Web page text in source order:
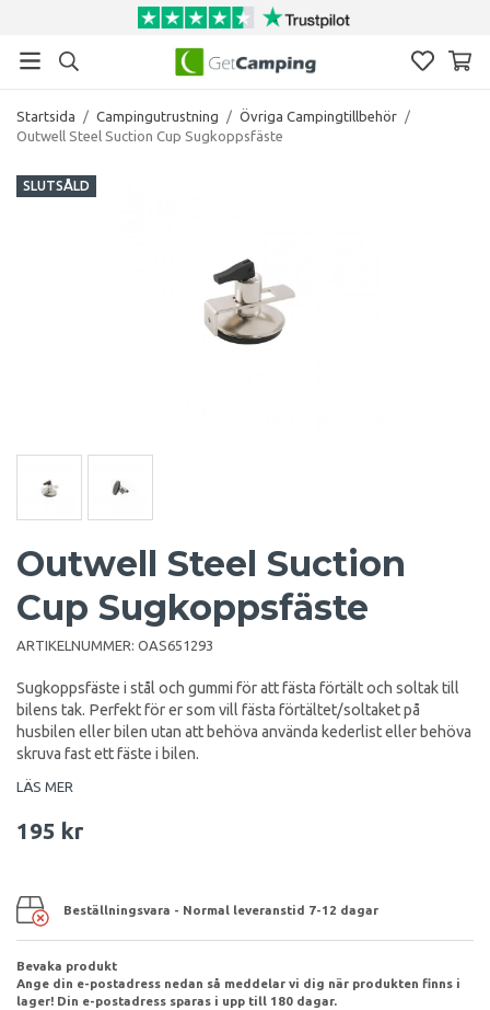
Startsida / Campingutrustning / Övriga Campingtillbehör /
Outwell Steel Suction Cup Sugkoppsfäste
SLUTSÅLD
Outwell Steel Suction
Cup Sugkoppsfäste
ARTIKELNUMMER: OAS651293
Sugkoppsfäste i stål och gummi för att fästa förtält och soltak till
bilens tak. Perfekt för er som vill fästa förtältet/soltaket på
husbilen eller bilen utan att behöva använda kederlist eller behöva
skruva fast ett fäste i bilen.
LÄS MER
195 kr
Beställningsvara - Normal leveranstid 7-12 dagar
Bevaka produkt
Ange din e-postadress nedan så meddelar vi dig när produkten finns i
lager! Din e-postadress sparas i upp till 180 dagar.